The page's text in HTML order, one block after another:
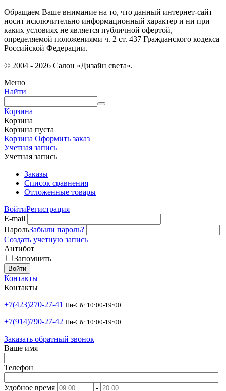
Обращаем Ваше внимание на то, что данный интернет-сайт
носит исключительно информационный характер и ни при
каких условиях не является публичной офертой,
определяемой положениями ч. 2 ст. 437 Гражданского кодекса
Российской Федерации.
© 2004 - 2026 Салон «Дизайн света».
Меню
Найти
Корзина
Корзина
Корзина пуста
Корзина Оформить заказ
Учетная запись
Учетная запись
Заказы
Список сравнения
Отложенные товары
ВойтиРегистрация
E-mail
ПарольЗабыли пароль?
Создать учетную запись
Антибот
Запомнить
Войти
Контакты
Контакты
+7(423)270-27-41 Пн-Сб: 10:00-19:00
+7(914)790-27-42 Пн-Сб: 10:00-19:00
Заказать обратный звонок
Ваше имя
Телефон
Удобное время -